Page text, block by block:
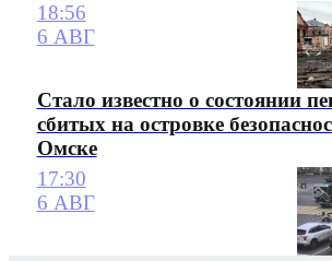
18:56
6 АВГ
Стало известно о состоянии
сбитых на островке
Омске
17:30
6 АВГ